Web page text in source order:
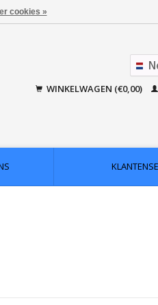
WINKELWAGEN (€0,00)
cookies »